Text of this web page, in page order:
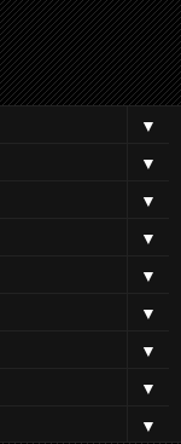
▼
▼
▼
▼
▼
▼
▼
▼
▼